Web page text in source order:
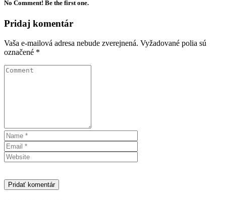
No Comment! Be the first one.
Pridaj komentár
Vaša e-mailová adresa nebude zverejnená. Vyžadované polia sú
označené *